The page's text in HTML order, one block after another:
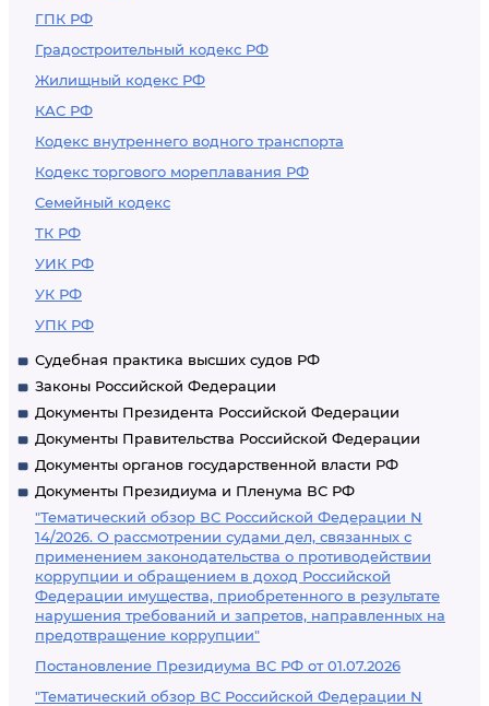
ГПК РФ
Градостроительный кодекс РФ
Жилищный кодекс РФ
КАС РФ
Кодекс внутреннего водного транспорта
Кодекс торгового мореплавания РФ
Семейный кодекс
ТК РФ
УИК РФ
УК РФ
УПК РФ
Судебная практика высших судов РФ
Законы Российской Федерации
Документы Президента Российской Федерации
Документы Правительства Российской Федерации
Документы органов государственной власти РФ
Документы Президиума и Пленума ВС РФ
"Тематический обзор ВС Российской Федерации N
14/2026. О рассмотрении судами дел, связанных с
применением законодательства о противодействии
коррупции и обращением в доход Российской
Федерации имущества, приобретенного в результате
нарушения требований и запретов, направленных на
предотвращение коррупции"
Постановление Президиума ВС РФ от 01.07.2026
"Тематический обзор ВС Российской Федерации N